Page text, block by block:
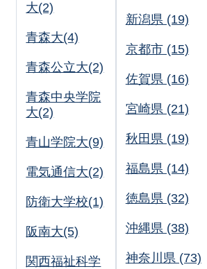
大(2)
青森大(4)
青森公立大(2)
青森中央学院
大(2)
青山学院大(9)
電気通信大(2)
防衛大学校(1)
阪南大(5)
関西福祉科学
新潟県 (19)
京都市 (15)
佐賀県 (16)
宮崎県 (21)
秋田県 (19)
福島県 (14)
徳島県 (32)
沖縄県 (38)
神奈川県 (73)